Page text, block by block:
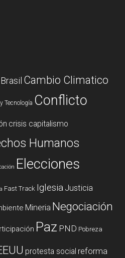
Brasil Cambio Climatico
Tecnología Conflicto
crisis capitalismo
Humanos
Elecciones
Fast Track Iglesia Justicia
Mineria Negociación
Paz PND Pobreza
protesta social reforma